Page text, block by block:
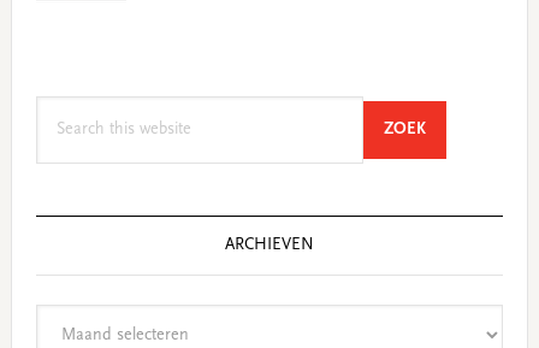
ZOEKSEARCH
ARCHIEVEN